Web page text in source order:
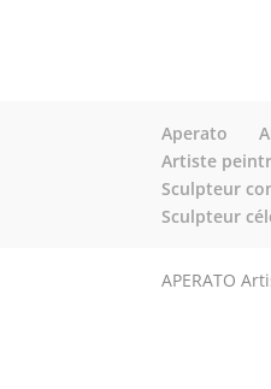
Aperato
Artiste
Sculpteur
Sculpteur
APERATO